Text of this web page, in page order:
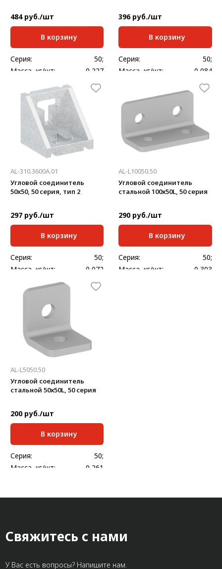
484 руб./шт
В корзину
Серия:
50;
Масса, кг/шт:
0,227
396 руб./шт
В корзину
Серия:
50;
Масса, кг/шт:
0,084
AL-310.3600A.01
Угловой соединитель
50x50, 50 серия, тип 2
297 руб./шт
В корзину
Серия:
50;
Масса, кг/шт:
0,072
AL-L10050.50
Угловой соединитель
стальной 100х50L, 50 серия
290 руб./шт
В корзину
Серия:
50;
Масса, кг/шт:
0,303
AL-L5050.50
Угловой соединитель
стальной 50х50L, 50 серия
200 руб./шт
В корзину
Серия:
50;
Масса, кг/шт:
0,261
Свяжитесь с нами
У Вас есть вопросы? Напишите нам.